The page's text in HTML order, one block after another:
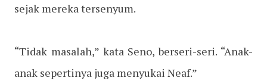
sejak mereka tersenyum.
“Tidak masalah,” kata Seno, berseri-seri. “Anak-
anak sepertinya juga menyukai Neaf.”